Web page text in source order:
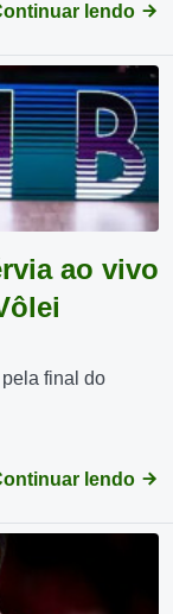
lendo
ao vivo
final do
lendo